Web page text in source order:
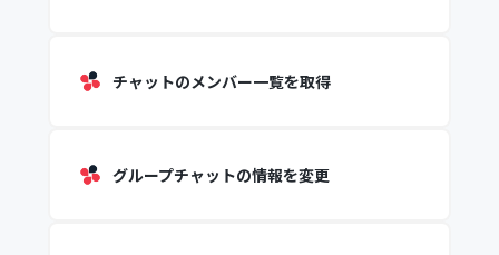
チャットのメンバー一覧を取得
グループチャットの情報を変更